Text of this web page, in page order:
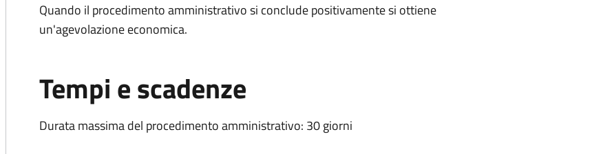
Quando il procedimento amministrativo si conclude positivamente si ottiene
un'agevolazione economica.
Tempi e scadenze
Durata massima del procedimento amministrativo: 30 giorni